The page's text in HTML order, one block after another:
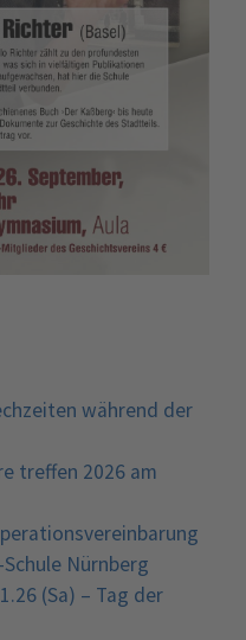
während der
treffen 2026 am
Nürnberg
(Sa) – Tag der